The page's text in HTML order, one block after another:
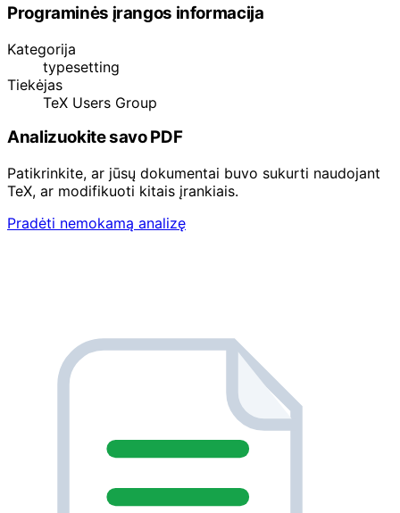
Programinės įrangos informacija
Kategorija
typesetting
Tiekėjas
TeX Users Group
Analizuokite savo PDF
Patikrinkite, ar jūsų dokumentai buvo sukurti naudojant
TeX, ar modifikuoti kitais įrankiais.
Pradėti nemokamą analizę